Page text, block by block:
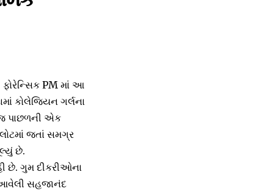
ફોરેન્સિક PM માં આ
કોલેજિયન ગર્લના
પાછળની એક
જતાં સમગ્ર
છે.
છે. ગુમ દીકરીઓના
આવેલી સહજાનંદ